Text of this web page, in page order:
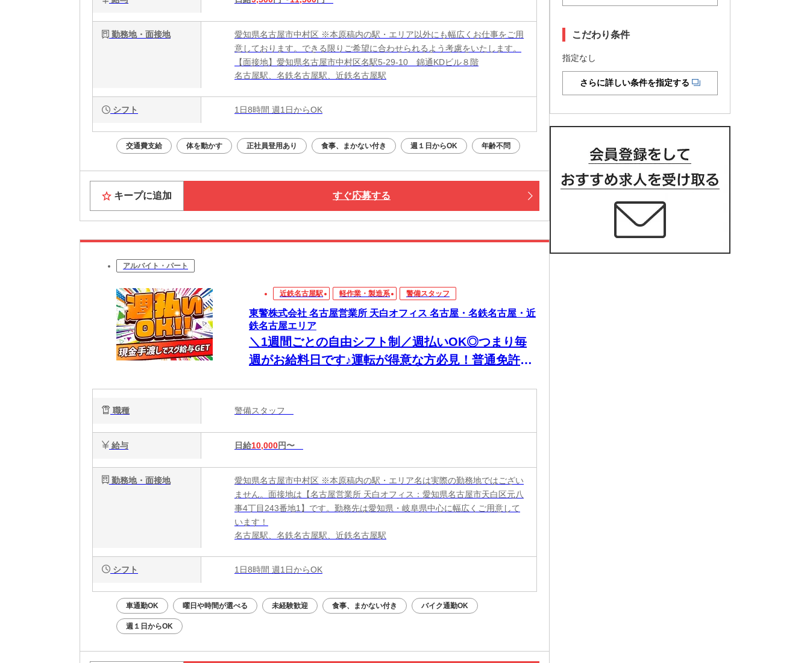
勤務地・面接地
愛知県名古屋市中村区 ※本原稿内の駅・エリア以外にも幅広くお仕事をご用
意しております。できる限りご希望に合わせられるよう考慮をいたします。
【面接地】愛知県名古屋市中村区名駅5-29-10 錦通KDビル８階
名古屋駅、名鉄名古屋駅、近鉄名古屋駅
シフト 1日8時間 週1日からOK
交通費支給 体を動かす 正社員登用あり 食事、まかない付き 週１日からOK 年齢不問
キープに追加 すぐ応募する
アルバイト・パート
近鉄名古屋駅 軽作業・製造系 警備スタッフ
東警株式会社 名古屋営業所 天白オフィス 名古屋・名鉄名古屋・近
鉄名古屋エリア
＼1週間ごとの自由シフト制／週払いOK◎つまり毎
週がお給料日です♪運転が得意な方必見！普通免許所
職種 警備スタッフ
給与 日給10,000円〜
勤務地・面接地
愛知県名古屋市中村区 ※本原稿内の駅・エリア名は実際の勤務地ではござい
ません。面接地は【名古屋営業所 天白オフィス：愛知県名古屋市天白区元八
事4丁目243番地1】です。勤務先は愛知県・岐阜県中心に幅広くご用意して
います！
名古屋駅、名鉄名古屋駅、近鉄名古屋駅
シフト 1日8時間 週1日からOK
車通勤OK 曜日や時間が選べる 未経験歓迎 食事、まかない付き バイク通勤OK
週１日からOK
こだわり条件
指定なし
さらに詳しい条件を指定する